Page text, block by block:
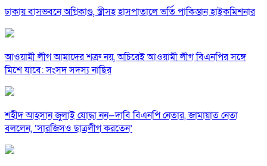
ঢাকায় বাসভবনে অগ্নিকাণ্ড, স্ত্রীসহ হাসপাতালে ভর্তি পাকিস্তান হাইকমিশনার
আওয়ামী লীগ আমাদের শত্রু নয়, অচিরেই আওয়ামী লীগ বিএনপির সঙ্গে
মিশে যাবে: সংসদ সদস্য নাছির
শহীদ আহসান জুলাই যোদ্ধা নন—দাবি বিএনপি নেতার, জামায়াত নেতা
বললেন, ‘সারজিসও ছাত্রলীগ করতেন’